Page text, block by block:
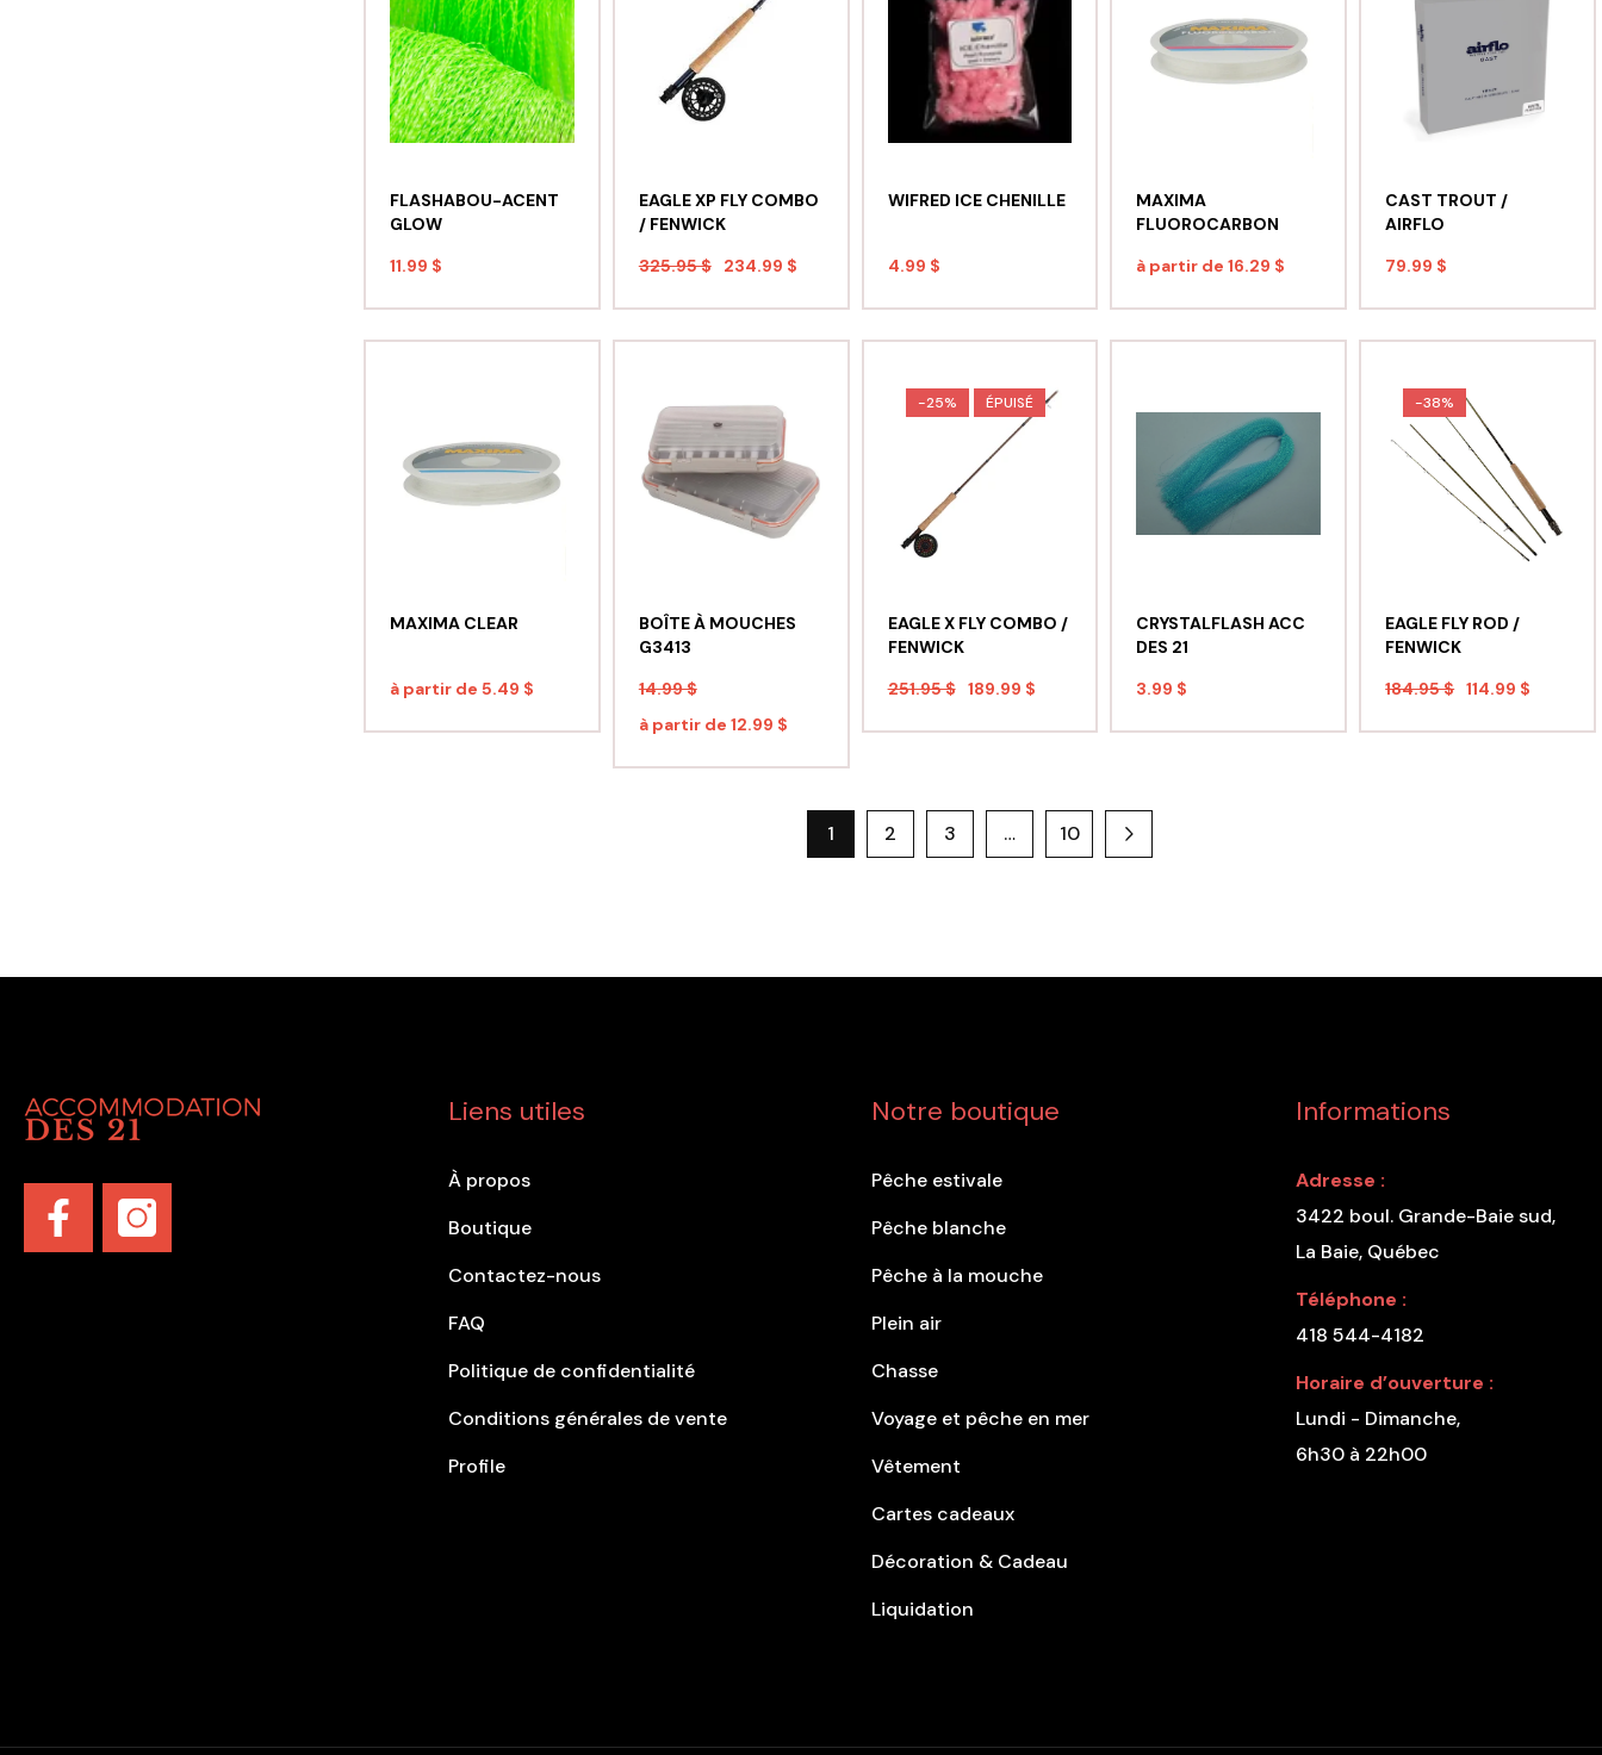
FLASHABOU-ACENT
GLOW
11.99 $
EAGLE XP FLY COMBO
/ FENWICK
325.95 $
234.99 $
WIFRED ICE CHENILLE
4.99 $
MAXIMA
FLUOROCARBON
à partir de16.29 $
CAST TROUT /
AIRFLO
79.99 $
MAXIMA CLEAR
à partir de 5.49 $
BOÎTE À MOUCHES
G3413
14.99 $
à partir de 12.99 $
-25% ÉPUISÉ
EAGLE X FLY COMBO /
FENWICK
251.95 $ 189.99 $
CRYSTALFLASH ACC
DES 21
3.99 $
-38%
EAGLE FLY ROD /
FENWICK
184.95 $ 114.99 $
1 2 3 … 10
FacebookInstagram
Liens utiles
À propos
Boutique
Contactez-nous
FAQ
Politique de confidentialité
Conditions générales de vente
Profile
Notre boutique
Pêche estivale
Pêche blanche
Pêche à la mouche
Plein air
Chasse
Voyage et pêche en mer
Vêtement
Cartes cadeaux
Décoration & Cadeau
Liquidation
Informations
Adresse :
3422 boul. Grande-Baie sud,
La Baie, Québec
Téléphone :
418 544-4182
Horaire d’ouverture :
Lundi - Dimanche,
6h30 à 22h00